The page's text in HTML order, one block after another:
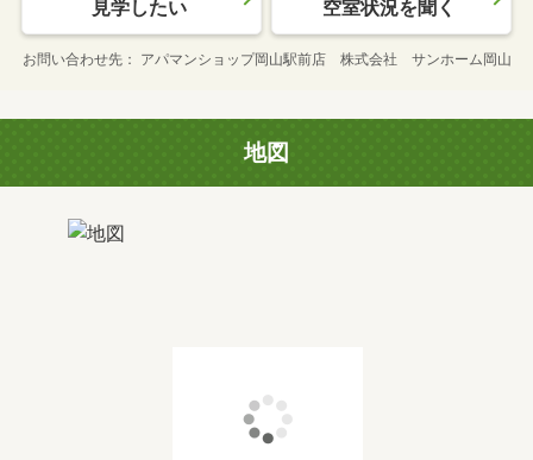
見学したい 空室状況を聞く
お問い合わせ先 アパマンショップ岡山駅前店 株式会社 サンホーム岡山
地図